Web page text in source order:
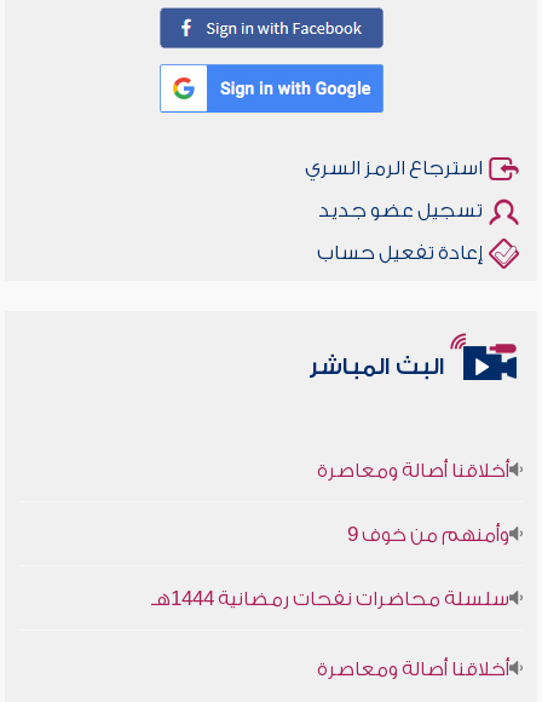
استرجاع الرمز السري
تسجيل عضو جديد
إعادة تفعيل حساب
البث المباشر
أخلاقنا أصالة ومعاصرة
وأمنهم من خوف 9
سلسلة محاضرات نفحات رمضانية 1444هـ
أخلاقنا أصالة ومعاصرة